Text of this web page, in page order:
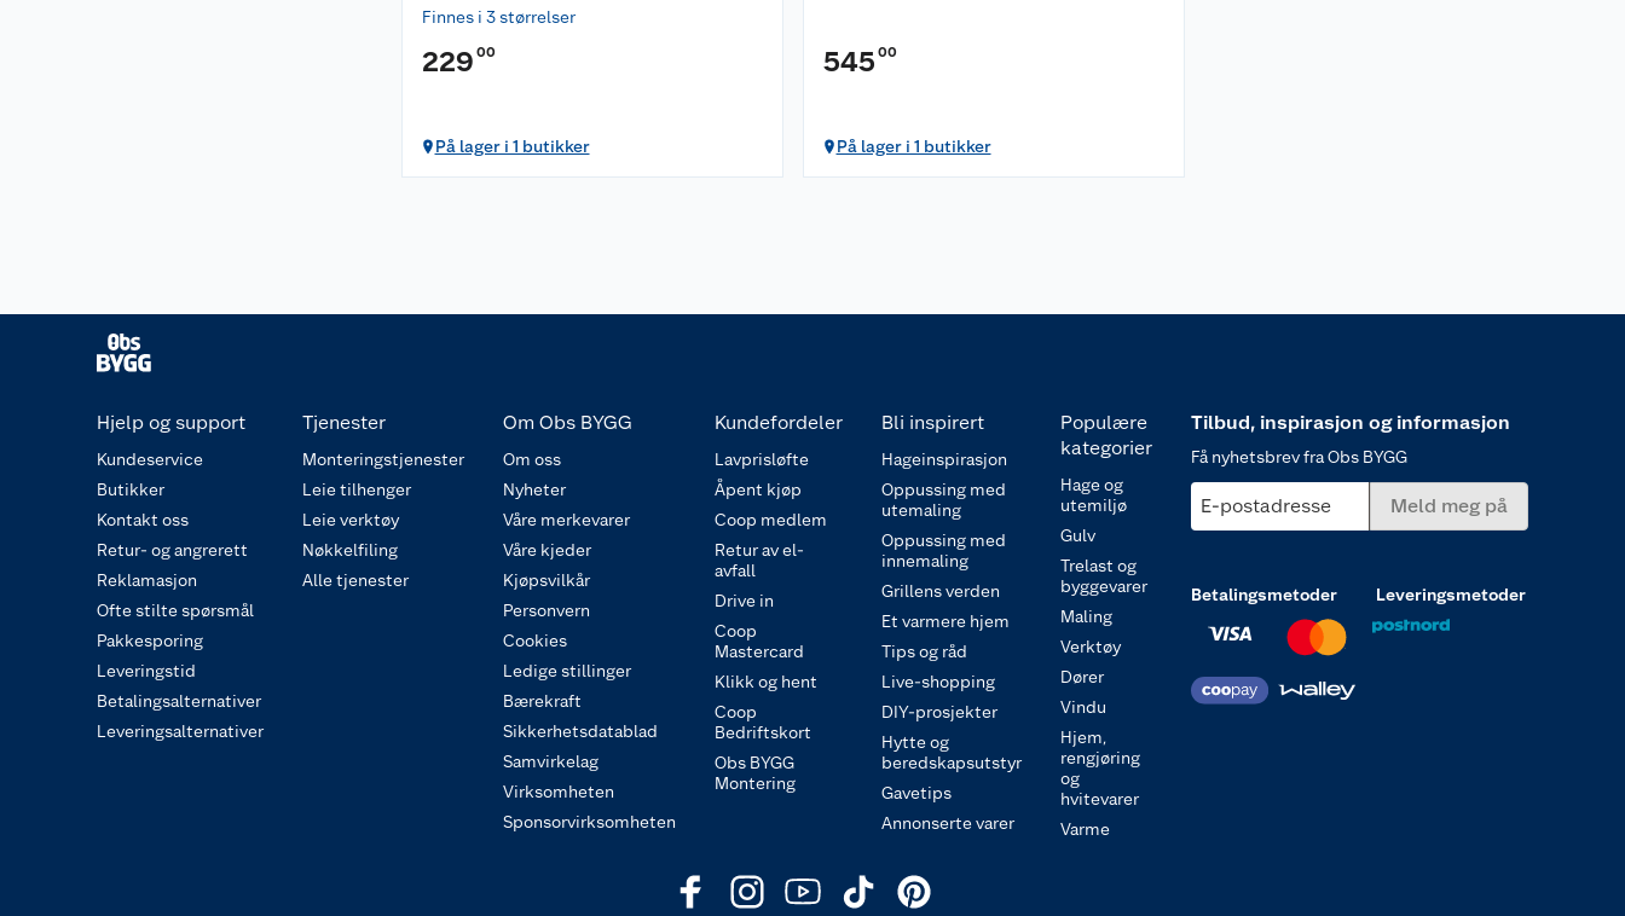
Finnes i 3 størrelser
229 00
På lager i 1 butikker
545 00
På lager i 1 butikker
Hjelp og support
Kundeservice
Butikker
Kontakt oss
Retur- og angrerett
Reklamasjon
Ofte stilte spørsmål
Pakkesporing
Leveringstid
Betalingsalternativer
Leveringsalternativer
Tjenester
Monteringstjenester
Leie tilhenger
Leie verktøy
Nøkkelfiling
Alle tjenester
Om Obs BYGG
Om oss
Nyheter
Våre merkevarer
Våre kjeder
Kjøpsvilkår
Personvern
Cookies
Ledige stillinger
Bærekraft
Sikkerhetsdatablad
Samvirkelag
Virksomheten
Sponsorvirksomheten
Kundefordeler
Lavprisløfte
Åpent kjøp
Coop medlem
Retur av el-
avfall
Drive in
Coop
Mastercard
Klikk og hent
Coop
Bedriftskort
Obs BYGG
Montering
Bli inspirert
Hageinspirasjon
Oppussing med
utemaling
Oppussing med
innemaling
Grillens verden
Et varmere hjem
Tips og råd
Live-shopping
DIY-prosjekter
Hytte og
beredskapsutstyr
Gavetips
Annonserte varer
Populære
kategorier
Hage og
utemiljø
Gulv
Trelast og
byggevarer
Maling
Verktøy
Dører
Vindu
Hjem,
rengjøring
og
hvitevarer
Varme
Tilbud, inspirasjon og informasjon
Få nyhetsbrev fra Obs BYGG
E-postadresse Meld meg på
Betalingsmetoder Leveringsmetoder